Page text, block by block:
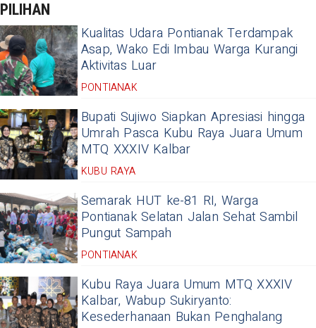
PILIHAN
Kualitas Udara Pontianak Terdampak
Asap, Wako Edi Imbau Warga Kurangi
Aktivitas Luar
PONTIANAK
Bupati Sujiwo Siapkan Apresiasi hingga
Umrah Pasca Kubu Raya Juara Umum
MTQ XXXIV Kalbar
KUBU RAYA
Semarak HUT ke-81 RI, Warga
Pontianak Selatan Jalan Sehat Sambil
Pungut Sampah
PONTIANAK
Kubu Raya Juara Umum MTQ XXXIV
Kalbar, Wabup Sukiryanto:
Kesederhanaan Bukan Penghalang